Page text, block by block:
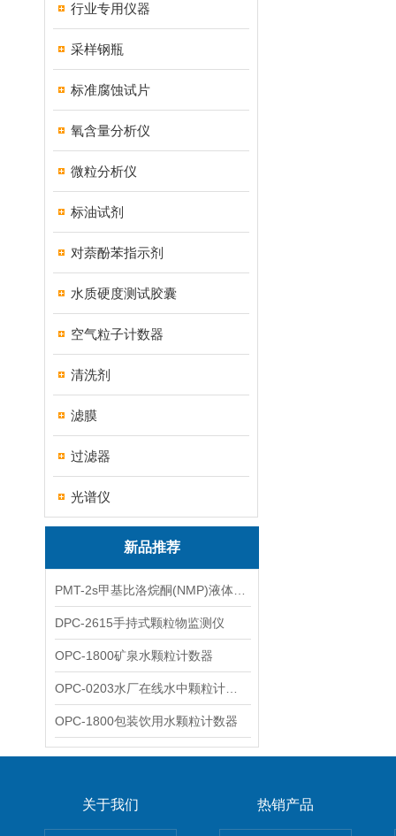
行业专用仪器
采样钢瓶
标准腐蚀试片
氧含量分析仪
微粒分析仪
标油试剂
对萘酚苯指示剂
水质硬度测试胶囊
空气粒子计数器
清洗剂
滤膜
过滤器
光谱仪
新品推荐
DPC-2615手持式颗粒物监测仪
OPC-1800矿泉水颗粒计数器
OPC-1800包装饮用水颗粒计数器
关于我们 热销产品